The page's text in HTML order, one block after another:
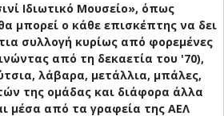
Ιδιωτικό Μουσείο», όπως
μπορεί ο κάθε επισκέπτης να δει
συλλογή κυρίως από φορεμένες
από τη δεκαετία του '70),
λάβαρα, μετάλλια, μπάλες,
της ομάδας και διάφορα άλλα
μέσα από τα γραφεία της ΑΕΛ